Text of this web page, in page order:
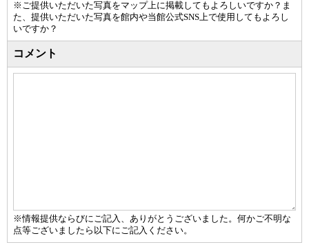
※ご提供いただいた写真をマップ上に掲載してもよろしいですか？ま
た、提供いただいた写真を館内や当館公式SNS上で使用してもよろし
いですか？
コメント
※情報提供ならびにご記入、ありがとうございました。何かご不明な
点等ございましたら以下にご記入ください。